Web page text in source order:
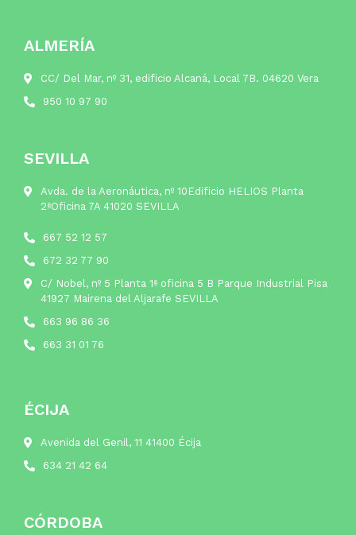
ALMERÍA
CC/ Del Mar, nº 31, edificio Alcaná, Local 7B. 04620 Vera
950 10 97 90
SEVILLA
Avda. de la Aeronáutica, nº 10Edificio HELIOS Planta
2ªOficina 7A 41020 SEVILLA
667 52 12 57
672 32 77 90
C/ Nobel, nº 5 Planta 1ª oficina 5 B Parque Industrial Pisa
41927 Mairena del Aljarafe SEVILLA
663 96 86 36
663 31 01 76
ÉCIJA
Avenida del Genil, 11 41400 Écija
634 21 42 64
CÓRDOBA